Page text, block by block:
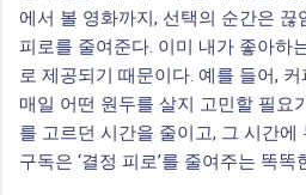
에서 볼 영화까지, 선택의 순간은 끊
피로를 줄여준다. 이미 내가 좋아하
로 제공되기 때문이다. 예를 들어,
매일 어떤 원두를 살지 고민할 필요
를 고르던 시간을 줄이고, 그 시간에
구독은 ‘결정 피로’를 줄여주는 똑똑